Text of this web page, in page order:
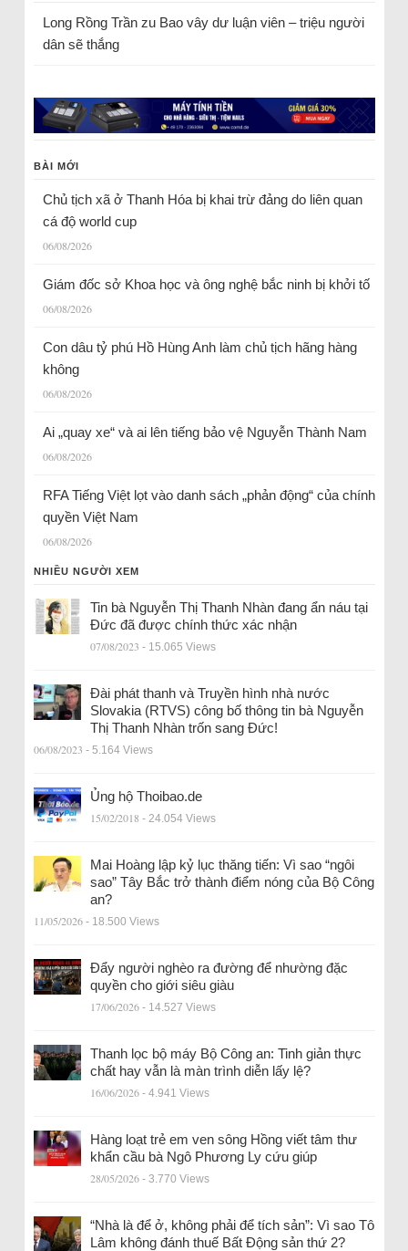
Long Rồng Trầnzu Bao vây dư luận viên – triệu người
dân sẽ thắng
BÀI MỚI
Chủ tịch xã ở Thanh Hóa bị khai trừ đảng do liên quan
cá độ world cup
06/08/2026
Giám đốc sở Khoa học và ông nghệ bắc ninh bị khởi tố
06/08/2026
Con dâu tỷ phú Hồ Hùng Anh làm chủ tịch hãng hàng
không
06/08/2026
Ai „quay xe“ và ai lên tiếng bảo vệ Nguyễn Thành Nam
06/08/2026
RFA Tiếng Việt lọt vào danh sách „phản động“ của chính
quyền Việt Nam
06/08/2026
NHIỀU NGƯỜI XEM
Tin bà Nguyễn Thị Thanh Nhàn đang ẩn náu tại
Đức đã được chính thức xác nhận
07/08/2023 - 15.065 Views
Đài phát thanh và Truyền hình nhà nước
Slovakia (RTVS) công bố thông tin bà Nguyễn
Thị Thanh Nhàn trốn sang Đức!
06/08/2023 - 5.164 Views
Ủng hộ Thoibao.de
15/02/2018 - 24.054 Views
Mai Hoàng lập kỷ lục thăng tiến: Vì sao “ngôi
sao” Tây Bắc trở thành điểm nóng của Bộ Công
an?
11/05/2026 - 18.500 Views
Đẩy người nghèo ra đường để nhường đặc
quyền cho giới siêu giàu
17/06/2026 - 14.527 Views
Thanh lọc bộ máy Bộ Công an: Tinh giản thực
chất hay vẫn là màn trình diễn lấy lệ?
16/06/2026 - 4.941 Views
Hàng loạt trẻ em ven sông Hồng viết tâm thư
khẩn cầu bà Ngô Phương Ly cứu giúp
28/05/2026 - 3.770 Views
“Nhà là để ở, không phải để tích sản”: Vì sao Tô
Lâm không đánh thuế Bất Động sản thứ 2?